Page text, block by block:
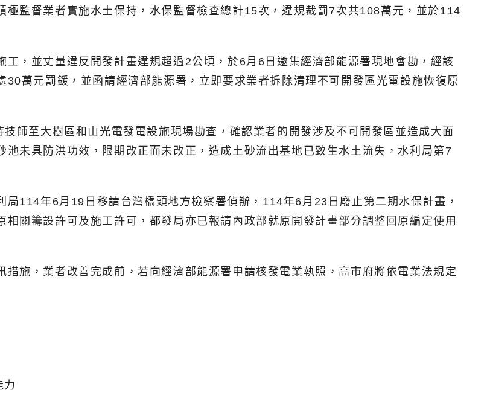
監督業者實施水土保持，水保監督檢查總計15次，違規裁罰7次共108萬元，並於114
，並丈量違反開發計畫違規超過2公頃，於6月6日邀集經濟部能源署現地會勘，經該
萬元罰鍰，並函請經濟部能源署，立即要求業者拆除清理不可開發區光電設施恢復原
師至大樹區和山光電發電設施現場勘查，確認業者的開發涉及不可開發區並造成大面
未具防洪功效，限期改正而未改正，造成土砂流出基地已致生水土流失，水利局第7
114年6月19日移請台灣橋頭地方檢察署偵辦，114年6月23日廢止第二期水保計畫，
關籌設許可及施工許可，都發局亦已報請內政部就原開發計畫部分調整回原編定使用
施，業者改善完成前，若向經濟部能源署申請核發電業執照，高市府將依電業法規定
力